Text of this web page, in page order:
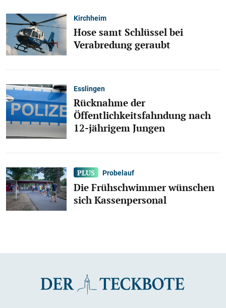
Kirchheim
Hose samt Schlüssel bei
Verabredung geraubt
Esslingen
Rücknahme der
Öffentlichkeitsfahndung nach
12-jährigem Jungen
Probelauf
Die Frühschwimmer wünschen
sich Kassenpersonal